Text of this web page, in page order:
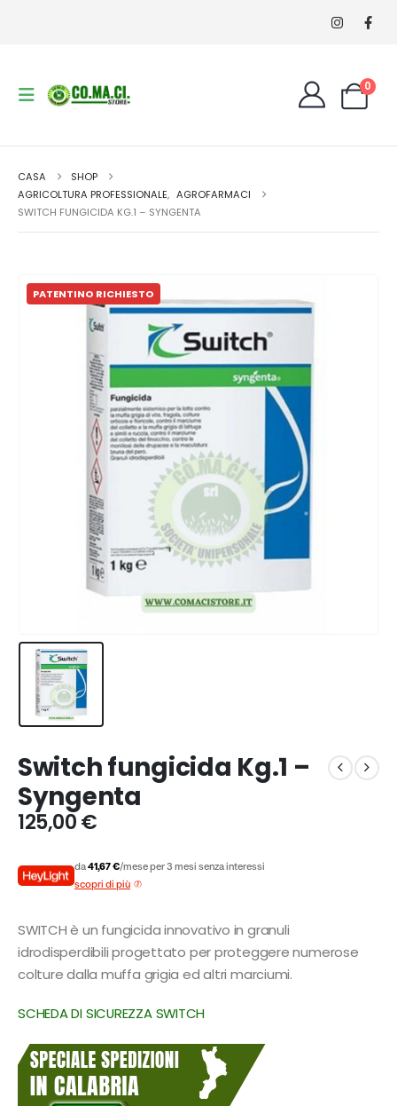
0
CASA
SHOP
AGRICOLTURA PROFESSIONALE, AGROFARMACI
SWITCH FUNGICIDA KG.1 – SYNGENTA
PATENTINO RICHIESTO
Switch fungicida Kg.1 –
Syngenta
125,00€
da41,67 €/mese per 3 mesi senza interessi
scopri di più
SWITCH è un fungicida innovativo in granuli
idrodisperdibili progettato per proteggere numerose
colture dalla muffa grigia ed altri marciumi.
SCHEDA DI SICUREZZA SWITCH